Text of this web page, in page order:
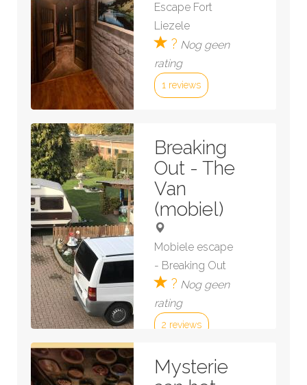
Escape Fort
Liezele
? Nog geen
rating
1 reviews
Breaking
Out - The
Van
(mobiel)
Mobiele escape
- Breaking Out
? Nog geen
rating
2 reviews
Bekijk kamer »
Mysterie